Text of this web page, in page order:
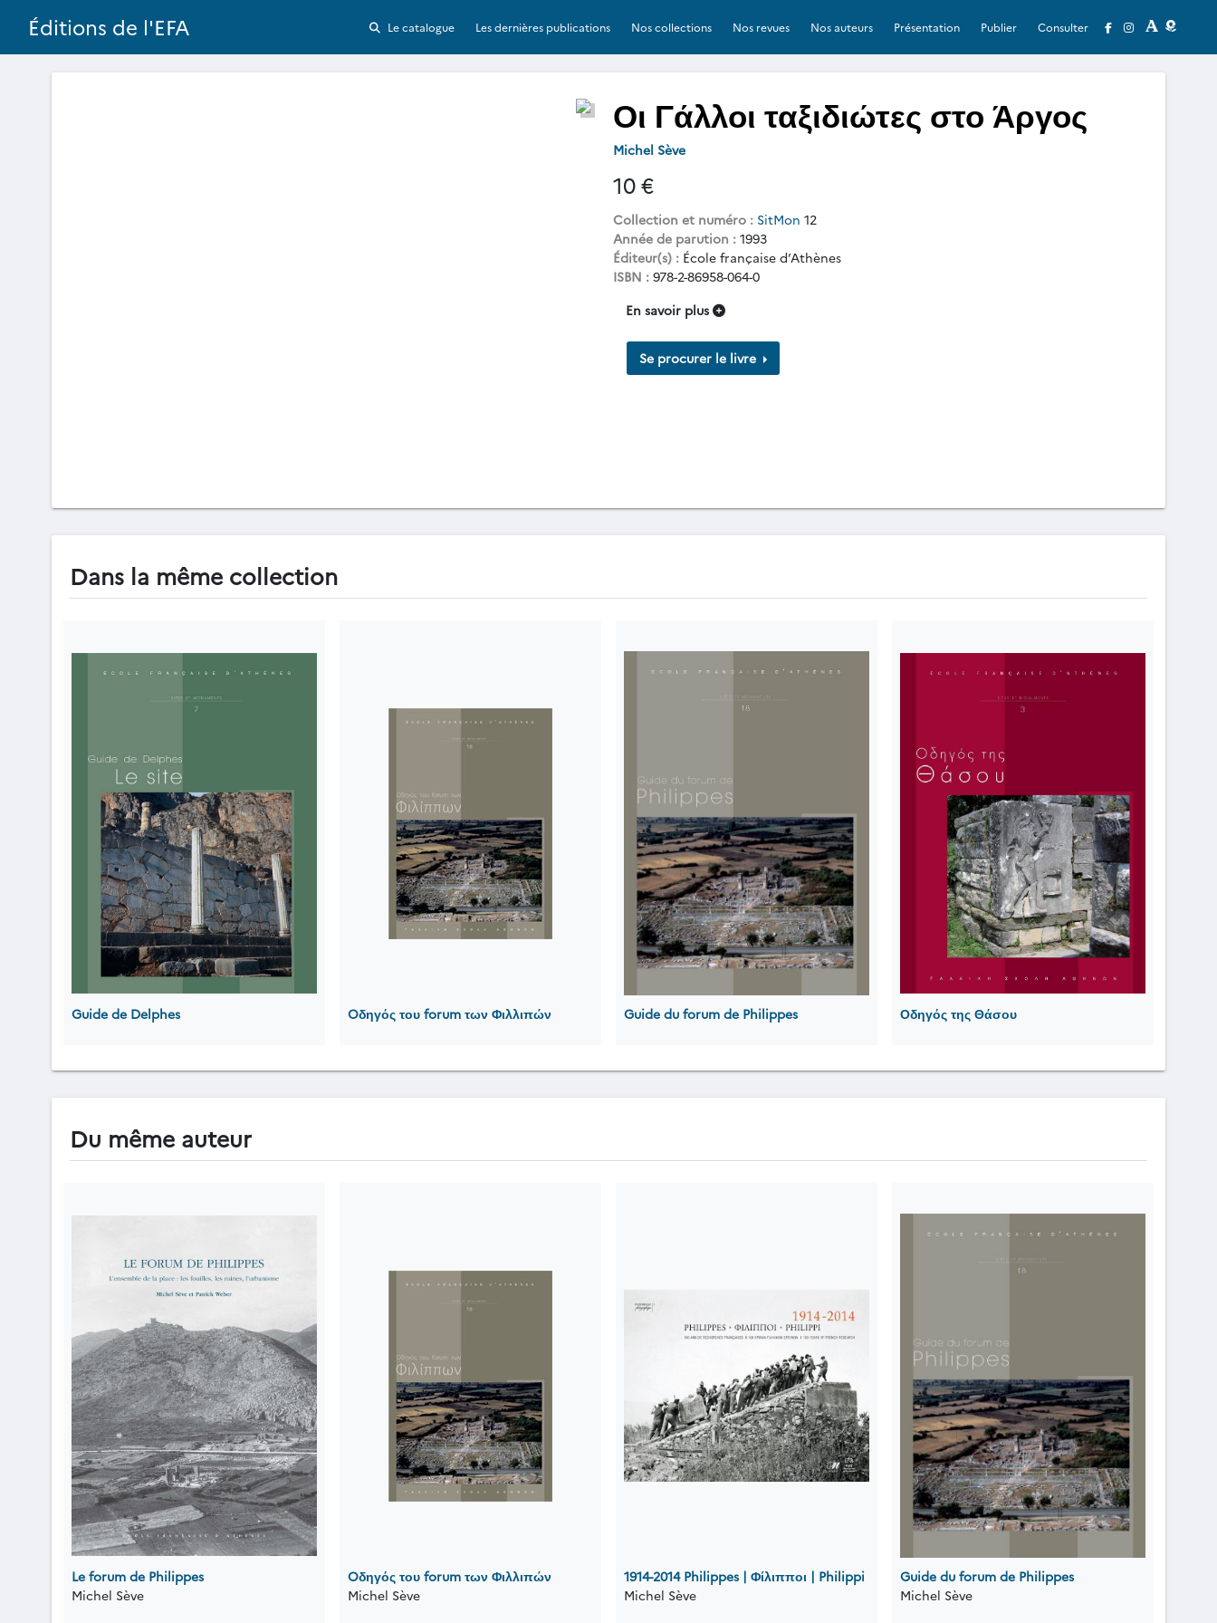
Éditions de l'EFA Le catalogue Les dernières publications Nos collections Nos revues Nos auteurs Présentation Publier Consulter
Οι Γάλλοι ταξιδιώτες στο Άργος
Michel Sève
10 €
Collection et numéro : SitMon 12
Année de parution : 1993
Éditeur(s) : École française d’Athènes
ISBN : 978-2-86958-064-0
En savoir plus
Se procurer le livre
Dans la même collection
Guide de Delphes Oδηγός του forum των Φιλλιπών Guide du forum de Philippes Οδηγός της Θάσου
Du même auteur
Le forum de Philippes
Michel Sève
Oδηγός του forum των Φιλλιπών
Michel Sève
1914-2014 Philippes | Φίλιπποι | Philippi
Michel Sève
Guide du forum de Philippes
Michel Sève